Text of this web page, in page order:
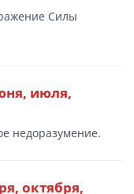
Силы
июля,
недоразумение.
октября,